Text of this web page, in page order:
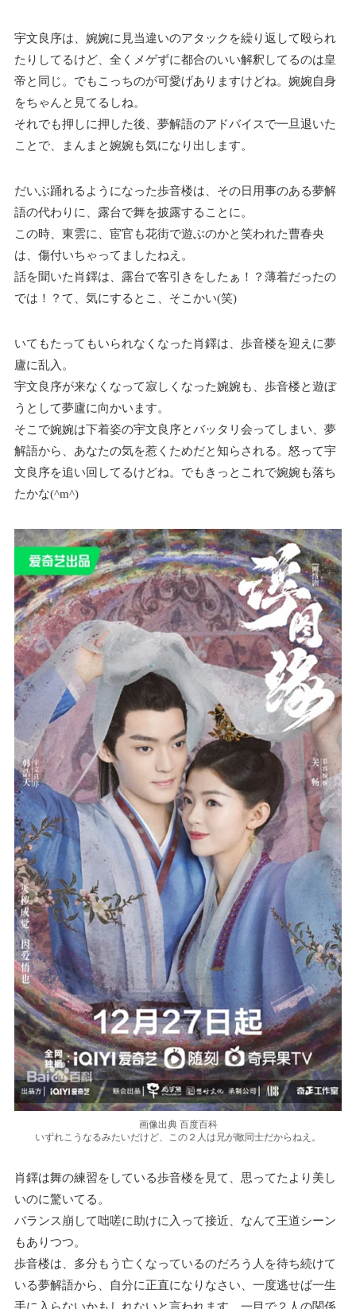
宇文良序は、婉婉に見当違いのアタックを繰り返して殴られ
たりしてるけど、全くメゲずに都合のいい解釈してるのは皇
帝と同じ。でもこっちのが可愛げありますけどね。婉婉自身
をちゃんと見てるしね。
それでも押しに押した後、夢解語のアドバイスで一旦退いた
ことで、まんまと婉婉も気になり出します。
だいぶ踊れるようになった歩音楼は、その日用事のある夢解
語の代わりに、露台で舞を披露することに。
この時、東雲に、宦官も花街で遊ぶのかと笑われた曹春央
は、傷付いちゃってましたねえ。
話を聞いた肖鐸は、露台で客引きをしたぁ！？薄着だったの
では！？て、気にするとこ、そこかい(笑)
いてもたってもいられなくなった肖鐸は、歩音楼を迎えに夢
廬に乱入。
宇文良序が来なくなって寂しくなった婉婉も、歩音楼と遊ぼ
うとして夢廬に向かいます。
そこで婉婉は下着姿の宇文良序とバッタリ会ってしまい、夢
解語から、あなたの気を惹くためだと知らされる。怒って宇
文良序を追い回してるけどね。でもきっとこれで婉婉も落ち
たかな(^m^)
画像出典 百度百科
いずれこうなるみたいだけど、この２人は兄が敵同士だからねえ。
肖鐸は舞の練習をしている歩音楼を見て、思ってたより美し
いのに驚いてる。
バランス崩して咄嗟に助けに入って接近、なんて王道シーン
もありつつ。
歩音楼は、多分もう亡くなっているのだろう人を待ち続けて
いる夢解語から、自分に正直になりなさい、一度逃せば一生